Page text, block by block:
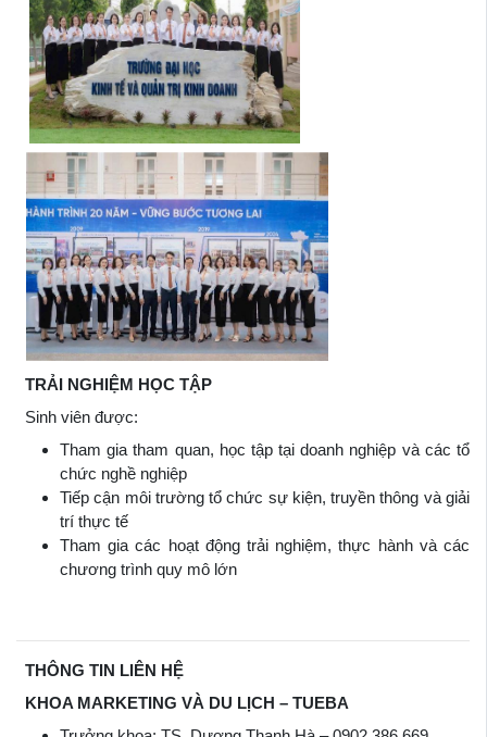
TRẢI NGHIỆM HỌC TẬP
Sinh viên được:
Tham gia tham quan, học tập tại doanh nghiệp và các tổ
chức nghề nghiệp
Tiếp cận môi trường tổ chức sự kiện, truyền thông và giải
trí thực tế
Tham gia các hoạt động trải nghiệm, thực hành và các
chương trình quy mô lớn
THÔNG TIN LIÊN HỆ
KHOA MARKETING VÀ DU LỊCH – TUEBA